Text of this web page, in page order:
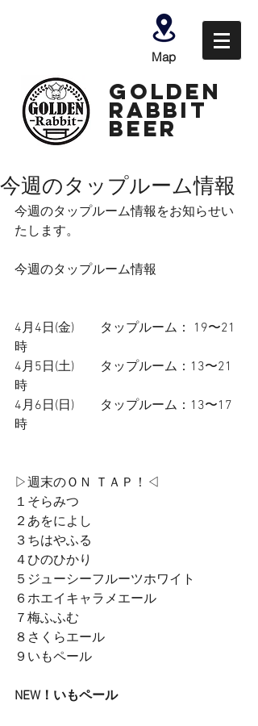
Map
GOLDEN
Rabbit
Beer
今週のタップルーム情報
今週のタップルーム情報をお知らせい
たします。
今週のタップルーム情報
4月4日(金)        タップルーム： 19〜21
時
4月5日(土)        タップルーム：13〜21
時
4月6日(日)        タップルーム：13〜17
時
▷週末のＯＮ ＴＡＰ！◁
１そらみつ
２あをによし
３ちはやふる
４ひのひかり
５ジューシーフルーツホワイト
６ホエイキャラメエール
７梅ふふむ
８さくらエール
９いもペール
NEW！いもペール